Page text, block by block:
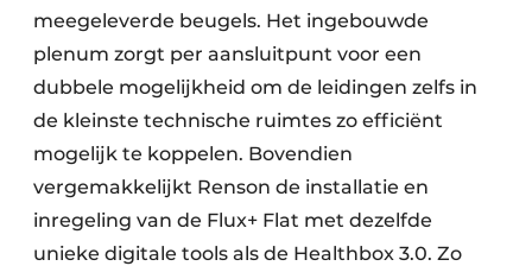
meegeleverde beugels. Het ingebouwde
plenum zorgt per aansluitpunt voor een
dubbele mogelijkheid om de leidingen zelfs in
de kleinste technische ruimtes zo efficiënt
mogelijk te koppelen. Bovendien
vergemakkelijkt Renson de installatie en
inregeling van de Flux+ Flat met dezelfde
unieke digitale tools als de Healthbox 3.0. Zo